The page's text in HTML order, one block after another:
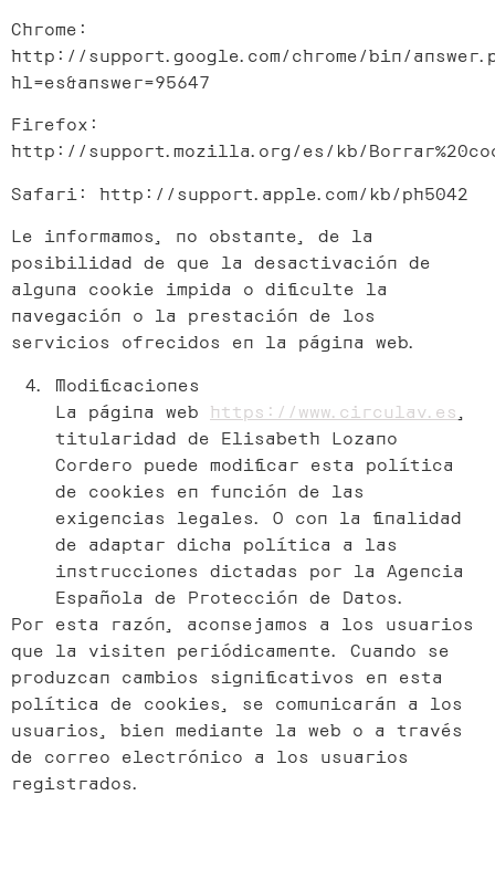
Chrome:
http://support.google.com/chrome/bin/
hl=es&answer=95647
Firefox:
http://support.mozilla.org/es/kb/
Safari: http://support.apple.com/kb/ph5042
Le informamos, no obstante, de la
posibilidad de que la desactivación de
alguna cookie impida o dificulte la
navegación o la prestación de los
servicios ofrecidos en la página web.
Modificaciones
La página web https://www.circulav.es
titularidad de Elisabeth Lozano
Cordero puede modificar esta política
de cookies en función de las
exigencias legales. O con la finalidad
de adaptar dicha política a las
instrucciones dictadas por la Agencia
Española de Protección de Datos.
Por esta razón, aconsejamos a los usuarios
que la visiten periódicamente. Cuando se
produzcan cambios significativos en esta
política de cookies, se comunicarán a los
usuarios, bien mediante la web o a través
de correo electrónico a los usuarios
registrados.